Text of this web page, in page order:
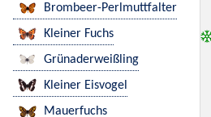
Brombeer-Perlmuttfalter
Kleiner Fuchs
Grünaderweißling
Kleiner Eisvogel
Mauerfuchs